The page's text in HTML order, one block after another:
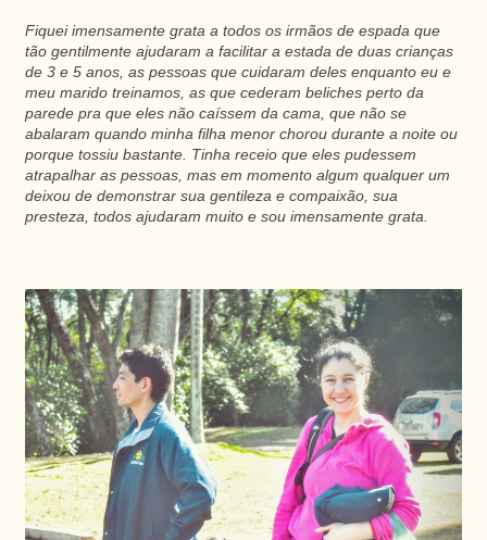
Fiquei imensamente grata a todos os irmãos de espada que
tão gentilmente ajudaram a facilitar a estada de duas crianças
de 3 e 5 anos, as pessoas que cuidaram deles enquanto eu e
meu marido treinamos, as que cederam beliches perto da
parede pra que eles não caíssem da cama, que não se
abalaram quando minha filha menor chorou durante a noite ou
porque tossiu bastante. Tinha receio que eles pudessem
atrapalhar as pessoas, mas em momento algum qualquer um
deixou de demonstrar sua gentileza e compaixão, sua
presteza, todos ajudaram muito e sou imensamente grata.